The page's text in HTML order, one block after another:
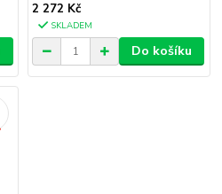
2 272 Kč
SKLADEM
Do košíku